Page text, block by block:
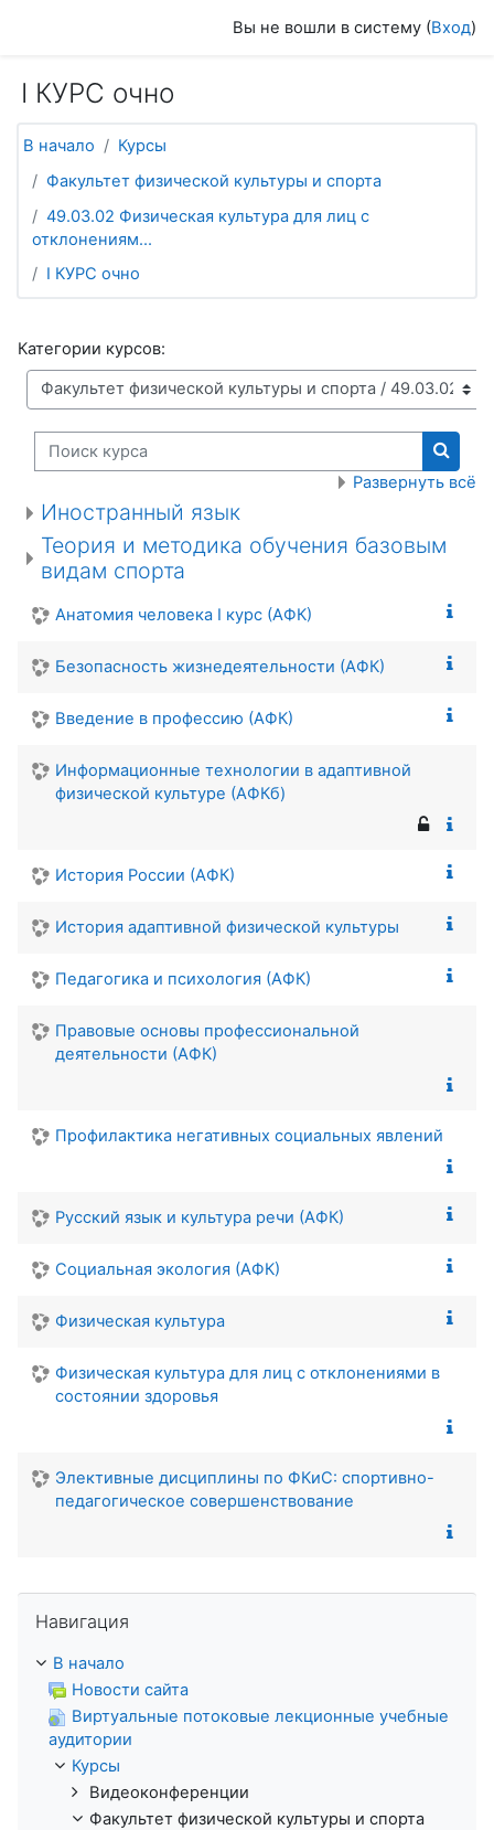
Вы не вошли в систему (Вход)
I КУРС очно
В начало
Курсы
Факультет физической культуры и спорта
49.03.02 Физическая культура для лиц с
отклонениям...
I КУРС очно
Категории курсов:
Поиск курса
Поиск
Развернуть всё
Иностранный язык
Теория и методика обучения базовым
видам спорта
Анатомия человека I курс (АФК)
Безопасность жизнедеятельности (АФК)
Введение в профессию (АФК)
Информационные технологии в адаптивной
физической культуре (АФКб)
История России (АФК)
История адаптивной физической культуры
Педагогика и психология (АФК)
Правовые основы профессиональной
деятельности (АФК)
Профилактика негативных социальных явлений
Русский язык и культура речи (АФК)
Социальная экология (АФК)
Физическая культура
Физическая культура для лиц с отклонениями в
состоянии здоровья
Элективные дисциплины по ФКиС: спортивно-
педагогическое совершенствование
Навигация
В начало
Новости сайта
Виртуальные потоковые лекционные учебные
аудитории
Курсы
Видеоконференции
Факультет физической культуры и спорта